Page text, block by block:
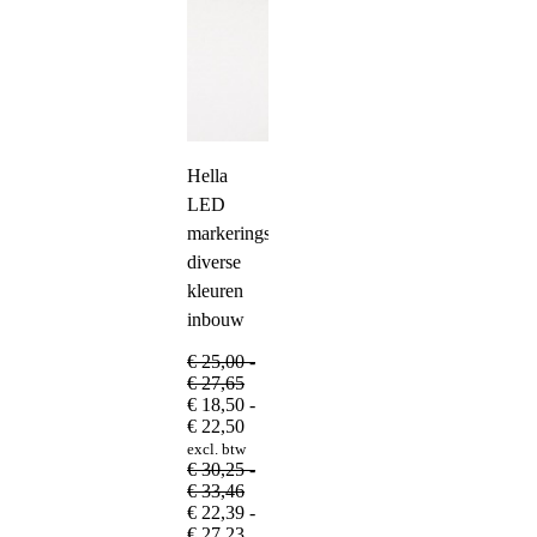
Hella
LED
markeringslamp
diverse
kleuren
inbouw
€25,00 -
€27,65Prijsklasse:
€ 25,00
tot
€ 27,65
€ 18,50 -
€ 22,50Prijsklasse:
€ 18,50
tot
€ 22,50
excl. btw
€30,25 -
€33,46Prijsklasse:
€ 30,25
tot
€ 22,39 -
Prijsklasse: